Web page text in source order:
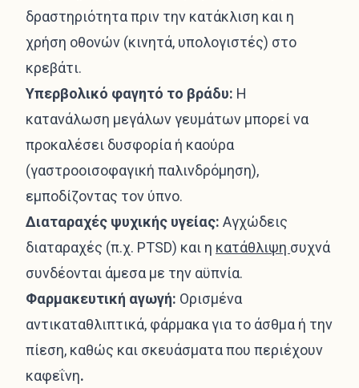
δραστηριότητα πριν την κατάκλιση και η
χρήση οθονών (κινητά, υπολογιστές) στο
κρεβάτι.
Υπερβολικό φαγητό το βράδυ: Η
κατανάλωση μεγάλων γευμάτων μπορεί να
προκαλέσει δυσφορία ή καούρα
(γαστροοισοφαγική παλινδρόμηση),
εμποδίζοντας τον ύπνο.
Διαταραχές ψυχικής υγείας: Αγχώδεις
διαταραχές (π.χ. PTSD) και η κατάθλιψη συχνά
συνδέονται άμεσα με την αϋπνία.
Φαρμακευτική αγωγή: Ορισμένα
αντικαταθλιπτικά, φάρμακα για το άσθμα ή την
πίεση, καθώς και σκευάσματα που περιέχουν
καφεΐνη.